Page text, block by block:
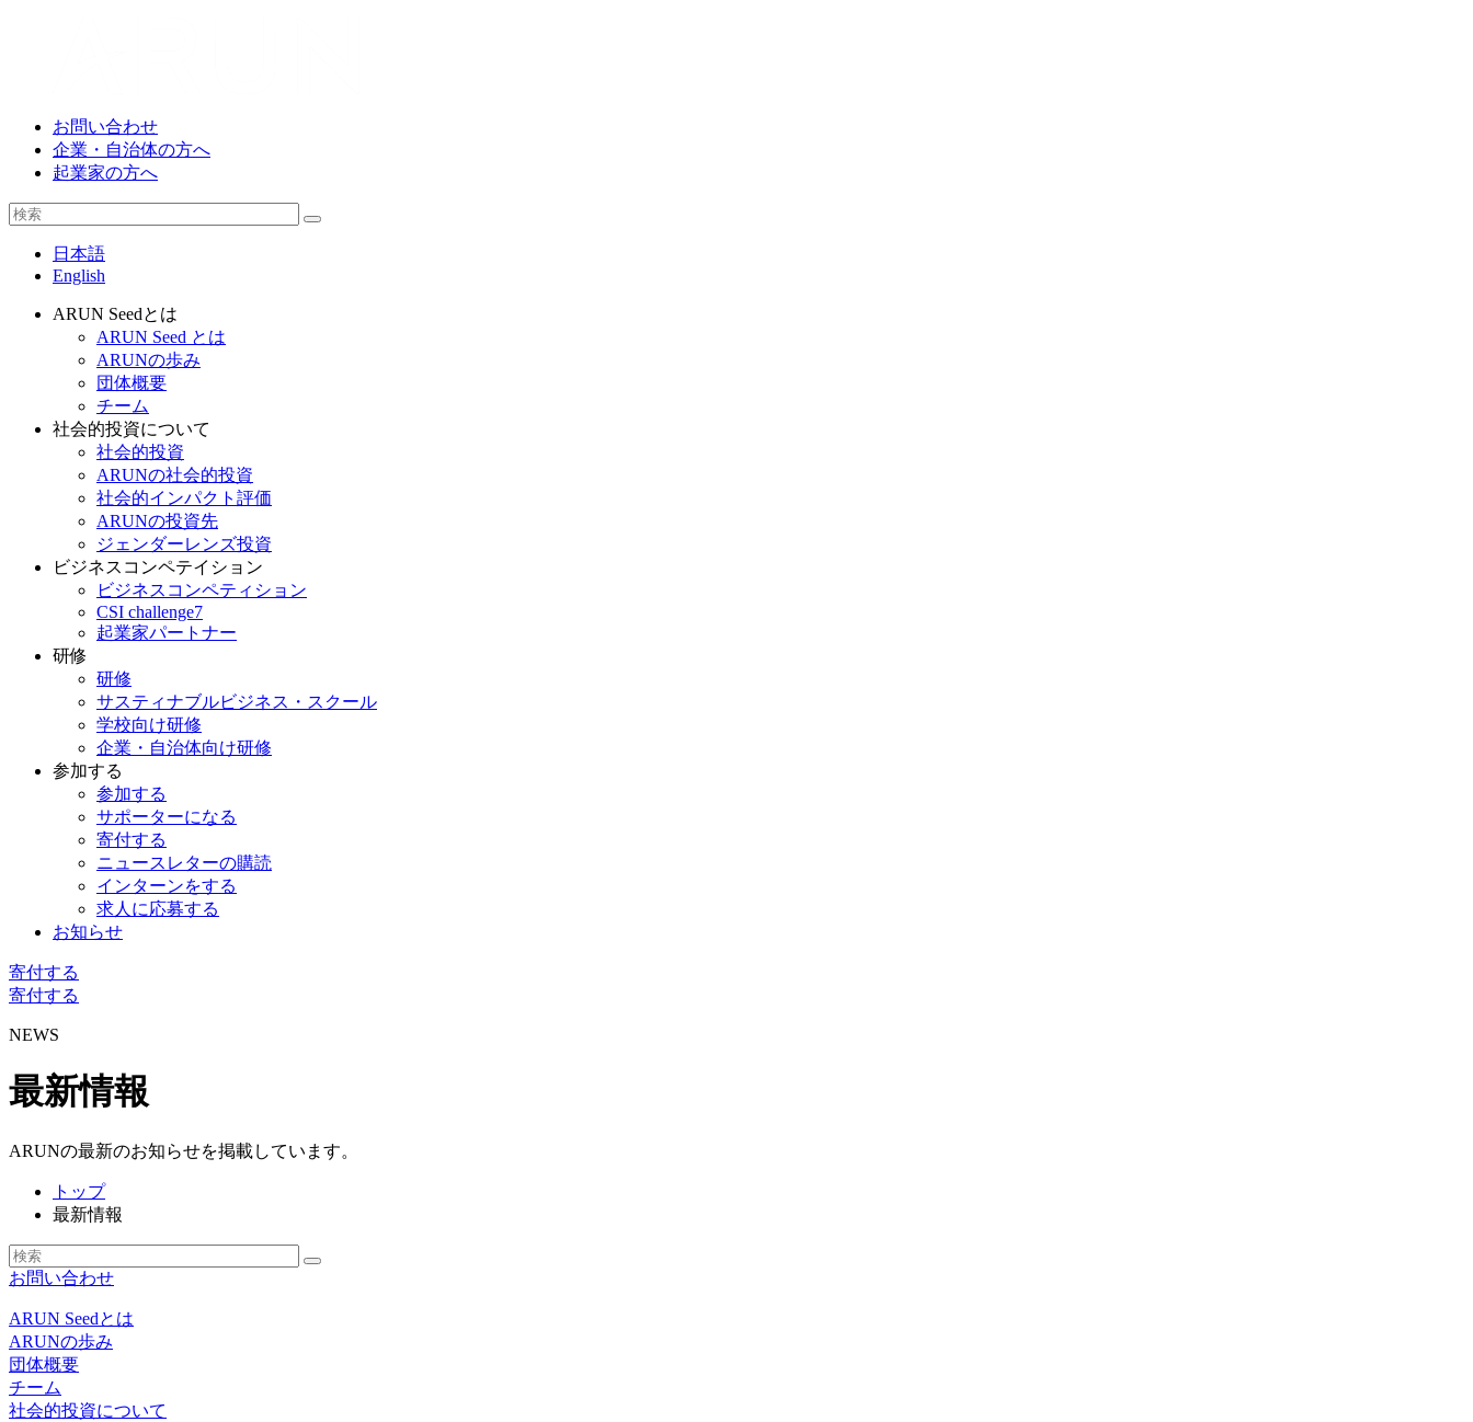
お問い合わせ
企業・自治体の方へ
起業家の方へ
日本語
English
ARUN Seedとは
ARUN Seed とは
ARUNの歩み
団体概要
チーム
社会的投資について
社会的投資
ARUNの社会的投資
社会的インパクト評価
ARUNの投資先
ジェンダーレンズ投資
ビジネスコンペテイション
ビジネスコンペティション
CSI challenge7
起業家パートナー
研修
研修
サスティナブルビジネス・スクール
学校向け研修
企業・自治体向け研修
参加する
参加する
サポーターになる
寄付する
ニュースレターの購読
インターンをする
求人に応募する
お知らせ
寄付する
寄付する
NEWS
最新情報
ARUNの最新のお知らせを掲載しています。
トップ
最新情報
お問い合わせ
ARUN Seedとは
ARUNの歩み
団体概要
チーム
社会的投資について